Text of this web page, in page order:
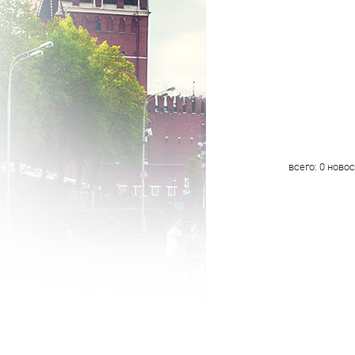
всего: 0